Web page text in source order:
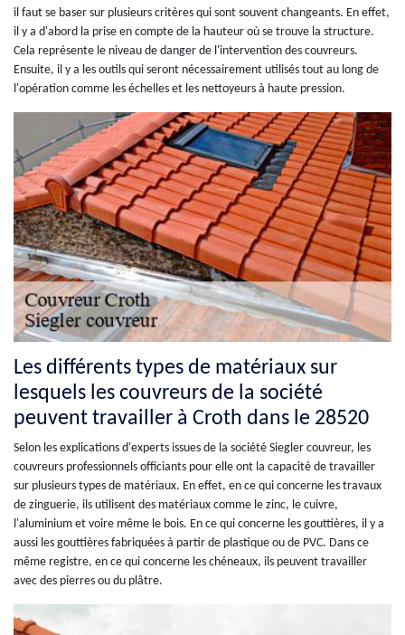
il faut se baser sur plusieurs critères qui sont souvent changeants. En effet,
il y a d'abord la prise en compte de la hauteur où se trouve la structure.
Cela représente le niveau de danger de l'intervention des couvreurs.
Ensuite, il y a les outils qui seront nécessairement utilisés tout au long de
l'opération comme les échelles et les nettoyeurs à haute pression.
Les différents types de matériaux sur
lesquels les couvreurs de la société
peuvent travailler à Croth dans le 28520
Selon les explications d'experts issues de la société Siegler couvreur, les
couvreurs professionnels officiants pour elle ont la capacité de travailler
sur plusieurs types de matériaux. En effet, en ce qui concerne les travaux
de zinguerie, ils utilisent des matériaux comme le zinc, le cuivre,
l'aluminium et voire même le bois. En ce qui concerne les gouttières, il y a
aussi les gouttières fabriquées à partir de plastique ou de PVC. Dans ce
même registre, en ce qui concerne les chéneaux, ils peuvent travailler
avec des pierres ou du plâtre.